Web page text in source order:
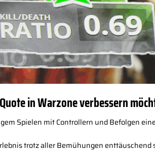
in Warzone verbessern
Spielen mit Controllern und Befolgen
trotz aller Bemühungen enttäuschend